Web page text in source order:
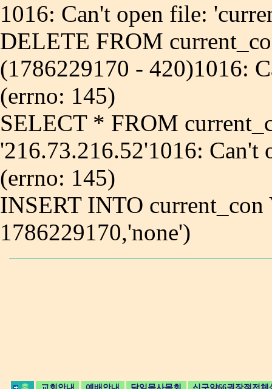
1016: Can't open file:
DELETE FROM
(1786229170 - 420)1016:
(errno: 145)
SELECT * FROM
'216.73.216.52'1016:
(errno: 145)
INSERT INTO
1786229170,'none')